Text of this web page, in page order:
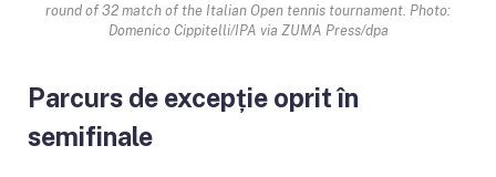
round of 32 match of the Italian Open tennis tournament. Photo:
Domenico Cippitelli/IPA via ZUMA Press/dpa
Parcurs de excepție oprit în
semifinale